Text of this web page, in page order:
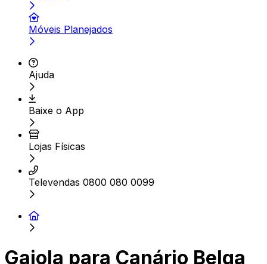
Móveis Planejados
Ajuda
Baixe o App
Lojas Físicas
Televendas 0800 080 0099
Gaiola para Canário Belga